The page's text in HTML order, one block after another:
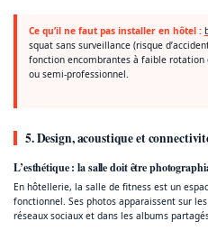
Ce qu’il ne faut pas installer en hôtel :
squat sans surveillance (risque
fonction encombrantes à faible rotation
ou semi-professionnel.
5. Design, acoustique et
L’esthétique : la salle doit être
En hôtellerie, la salle de fitness est un
fonctionnel. Ses photos apparaissent sur
réseaux sociaux et dans les albums